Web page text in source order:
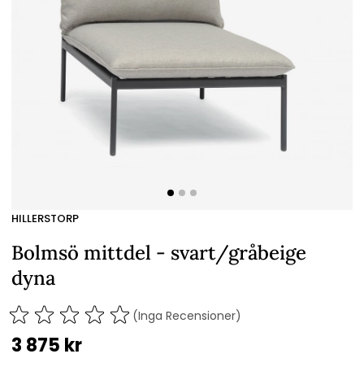
HILLERSTORP
Bolmsö mittdel - svart/gråbeige
dyna
(Inga Recensioner)
3 875 kr